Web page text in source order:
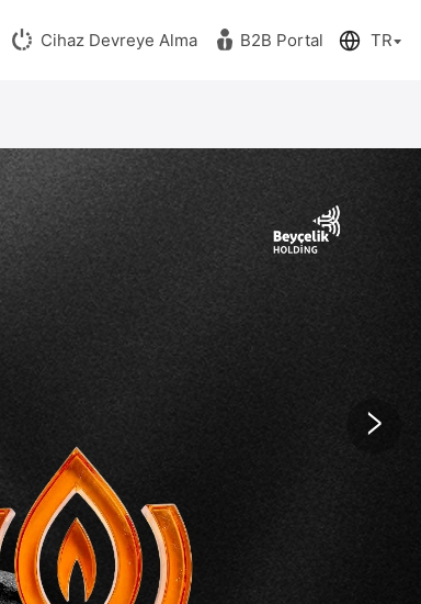
Cihaz Devreye Alma B2B Portal
>